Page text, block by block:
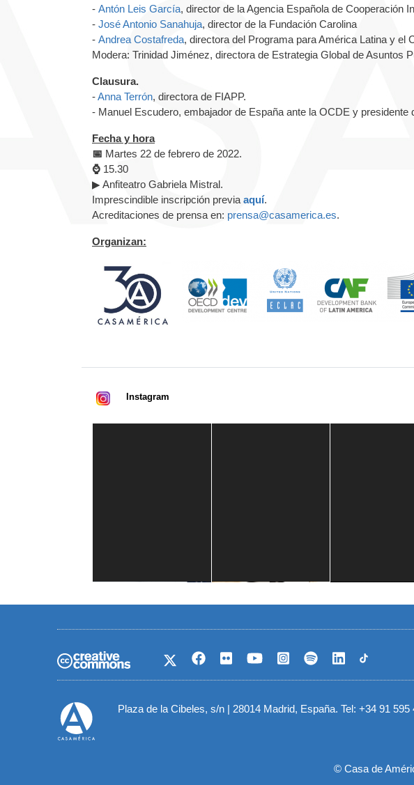
- Antón Leis García, director de la Agencia Española de Cooperación
- José Antonio Sanahuja, director de la Fundación Carolina
- Andrea Costafreda, directora del Programa para América Latina y el
Modera: Trinidad Jiménez, directora de Estrategia Global de Asuntos
Clausura.
-Anna Terrón, directora de FIAPP.
- Manuel Escudero, embajador de España ante la OCDE y
Fecha y hora
📅 Martes 22 de febrero de 2022.
⌚ 15.30
▶ Anfiteatro Gabriela Mistral.
Imprescindible inscripción previa aquí.
Acreditaciones de prensa en: prensa@casamerica.es.
Organizan:
Instagram
Plaza de la Cibeles, s/n | 28014 Madrid, España. Tel: +34 91 595
© Casa de